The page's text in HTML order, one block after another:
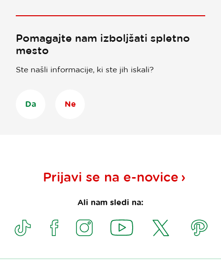
Pomagajte nam izboljšati spletno
mesto
Ste našli informacije, ki ste jih iskali?
Da Ne
Prijavi se na e-novice
Ali nam sledi na: